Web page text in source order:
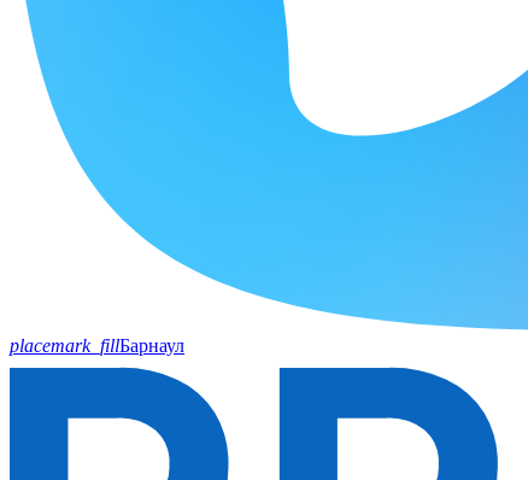
placemark_fillБарнаул